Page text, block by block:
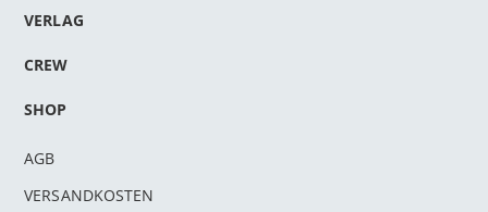
VERLAG
CREW
SHOP
AGB
VERSANDKOSTEN